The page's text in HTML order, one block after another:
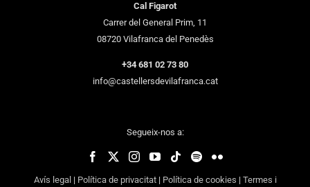
Cal Figarot
Carrer del General Prim, 11
08720 Vilafranca del Penedès
+34 681 02 73 80
info@castellersdevilafranca.cat
Segueix-nos a:
Avís legal | Política de privacitat| Política de cookies | Termes i